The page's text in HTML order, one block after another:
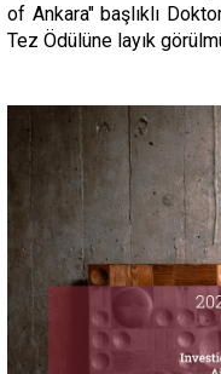
of Ankara" başlıklı
Tez Ödülüne layık